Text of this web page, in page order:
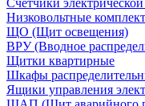
Счетчики
Низковольтные
ЩО (Щит освещения)
ВРУ (Вводное
Щитки квартирные
Шкафы
Ящики управления